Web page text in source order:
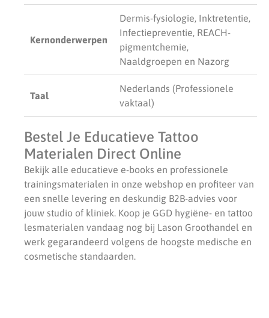
Kernonderwerpen
Dermis-fysiologie, Inktretentie,
Infectiepreventie, REACH-
pigmentchemie,
Naaldgroepen en Nazorg
Taal
Nederlands (Professionele
vaktaal)
Bestel Je Educatieve Tattoo
Materialen Direct Online
Bekijk alle educatieve e-books en professionele
trainingsmaterialen in onze webshop en profiteer van
een snelle levering en deskundig B2B-advies voor
jouw studio of kliniek. Koop je GGD hygiëne- en tattoo
lesmaterialen vandaag nog bij Lason Groothandel en
werk gegarandeerd volgens de hoogste medische en
cosmetische standaarden.